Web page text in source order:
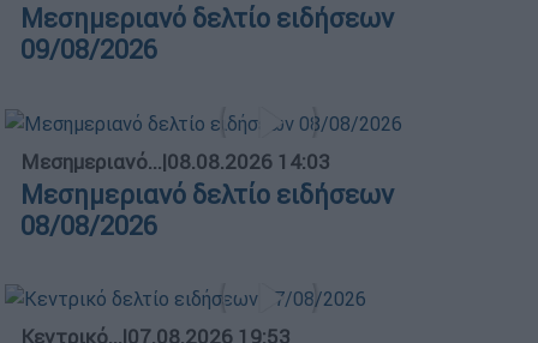
Μεσημεριανό δελτίο ειδήσεων
09/08/2026
Μεσημεριανό...|08.08.2026 14:03
Μεσημεριανό δελτίο ειδήσεων
08/08/2026
Κεντρικό...|07.08.2026 19:53